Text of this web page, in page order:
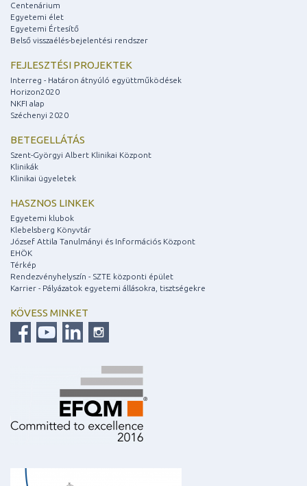
Centenárium
Egyetemi élet
Egyetemi Értesítő
Belső visszaélés-bejelentési rendszer
FEJLESZTÉSI PROJEKTEK
Interreg - Határon átnyúló együttműködések
Horizon2020
NKFI alap
Széchenyi 2020
BETEGELLÁTÁS
Szent-Györgyi Albert Klinikai Központ
Klinikák
Klinikai ügyeletek
HASZNOS LINKEK
Egyetemi klubok
Klebelsberg Könyvtár
József Attila Tanulmányi és Információs Központ
EHÖK
Térkép
Rendezvényhelyszín - SZTE központi épület
Karrier - Pályázatok egyetemi állásokra, tisztségekre
KÖVESS MINKET